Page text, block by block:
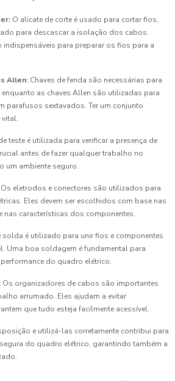
O alicate de corte é usado para cortar fios,
para descascar a isolação dos cabos.
para preparar os fios para a
Allen: Chaves de fenda são necessárias para
as chaves Allen são utilizadas para
parafusos sextavados. Ter um conjunto
vital.
teste é utilizada para verificar a presença de
antes de fazer qualquer trabalho no
um ambiente seguro.
Os eletrodos e conectores são utilizados para
Eles devem ser escolhidos com base nas
nas características dos componentes.
solda é utilizado para unir fios e componentes
Uma boa soldagem é fundamental para
do quadro elétrico.
Os organizadores de cabos são importantes
arrumado. Eles ajudam a evitar
que tudo esteja facilmente acessível.
e utilizá-las corretamente contribui para
do quadro elétrico, garantindo também a